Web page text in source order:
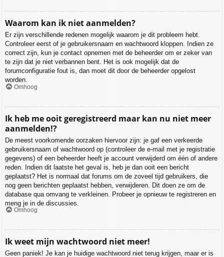
Waarom kan ik niet aanmelden?
Er zijn verschillende redenen mogelijk waarom je dit probleem hebt.
Controleer eerst of je gebruikersnaam en wachtwoord kloppen. Indien ze
correct zijn, kun je contact opnemen met de beheerder om er zeker van
te zijn dat je niet verbannen bent. Het is ook mogelijk dat de
forumconfiguratie fout is, dan moet dit door de beheerder opgelost
worden.
Omhoog
Ik heb me ooit geregistreerd maar kan nu niet meer
aanmelden!?
De meest voorkomende oorzaken hiervoor zijn: je gaf een verkeerde
gebruikersnaam of wachtwoord op (controleer de e-mail met je registratie
gegevens) of een beheerder heeft je account verwijderd om één of andere
reden. Indien dit laatste het geval is, heb je dan ooit een bericht
geplaatst? Het is normaal dat forums om de zoveel tijd gebruikers, die
nog geen berichten geplaatst hebben, verwijderen. Dit doen ze om de
database qua omvang te verkleinen. Probeer je opnieuw te registreren en
meng je in de discussies.
Omhoog
Ik weet mijn wachtwoord niet meer!
Geen paniek! Je kan je huidige wachtwoord niet terug krijgen, maar er is